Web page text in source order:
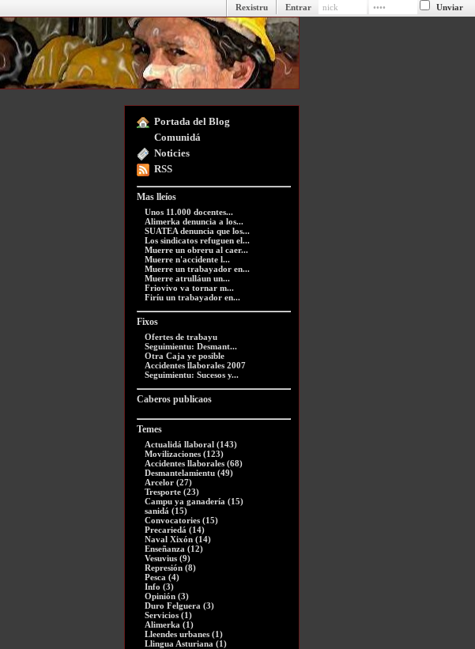
Entrar
Rexistru
Portada del Blog
Comunidá
Noticies
RSS
Mas lleíos
Unos 11.000 docentes...
Alimerka denuncia a los...
SUATEA denuncia que los...
Los sindicatos refuguen el...
Muerre un obreru al caer...
Muerre n'accidente l...
Muerre un trabayador en...
Muerre atrulláun un...
Friovivo va tornar m...
Firíu un trabayador en...
Fixos
Ofertes de trabayu
Seguimientu: Desmant...
Otra Caja ye posible
Accidentes llaborales 2007
Seguimientu: Sucesos y...
Caberos publicaos
Temes
Actualidá llaboral (143)
Movilizaciones (123)
Accidentes llaborales (68)
Desmantelamientu (49)
Arcelor (27)
Tresporte (23)
Campu ya ganadería (15)
sanidá (15)
Convocatories (15)
Precariedá (14)
Naval Xixón (14)
Enseñanza (12)
Vesuvius (9)
Represión (8)
Pesca (4)
Info (3)
Opinión (3)
Duro Felguera (3)
Servicios (1)
Alimerka (1)
Lleendes urbanes (1)
Llingua Asturiana (1)